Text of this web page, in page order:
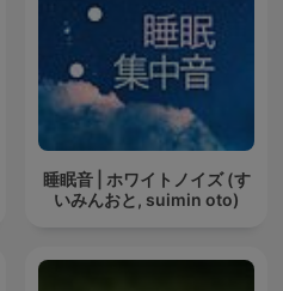
睡眠音 | ホワイトノイズ (す
いみんおと, suimin oto)